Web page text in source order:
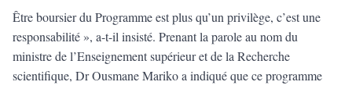
Être boursier du Programme est plus qu’un privilège, c’est une
responsabilité », a-t-il insisté. Prenant la parole au nom du
ministre de l’Enseignement supérieur et de la Recherche
scientifique, Dr Ousmane Mariko a indiqué que ce programme